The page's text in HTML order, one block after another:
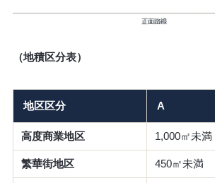
（地積区分表）
地区区分 A
高度商業地区 1,000㎡未満
繁華街地区 450㎡未満